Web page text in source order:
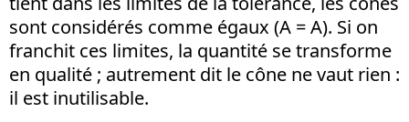
sont considérés comme égaux (A = A). Si on
franchit ces limites, la quantité se transforme
en qualité ; autrement dit le cône ne vaut rien :
il est inutilisable.